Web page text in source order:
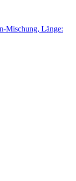
Mischung, Länge: